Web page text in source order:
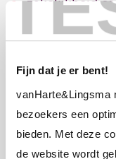
Fijn dat je er bent!
vanHarte&Lingsma
bezoekers een
bieden. Met deze
de website wordt
zakelijkheid
bezieling.
Je hebt een